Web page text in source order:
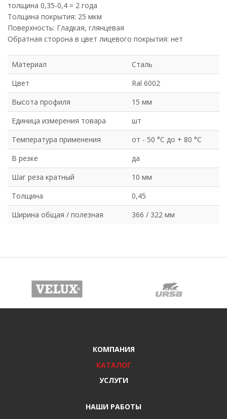
толщина 0,35-0,4 = 2 года
Толщина покрытия: 25 мкм
Поверхность: Гладкая, глянцевая
Обратная сторона в цвет лицевого покрытия: нет
Материал
Сталь
Цвет
Ral 6002
Высота профиля
15 мм
Единица измерения товара
шт
Температура применения
от - 50 °C до + 80 °C
В резке
да
Шаг реза кратный
10 мм
Толщина
0,45
Ширина общая / полезная
366 / 322 мм
КОМПАНИЯ
КАТАЛОГ
УСЛУГИ
НАШИ РАБОТЫ